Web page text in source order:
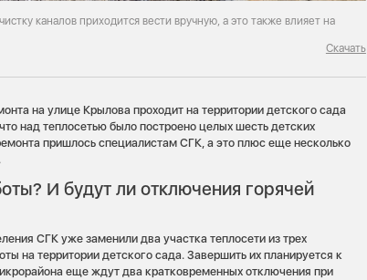
каналов приходится вести вручную, а это также влияет на
Скачать
на улице Крылова проходит на территории детского сада
над теплосетью было построено целых шесть детских
пришлось специалистам СГК, а это плюс еще несколько
И будут ли отключения горячей
СГК уже заменили два участка теплосети из трех
на территории детского сада. Завершить их планируется к
еще ждут два кратковременных отключения при